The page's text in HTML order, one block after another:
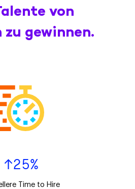
von
zu gewinnen.
↑25%
Time to Hire